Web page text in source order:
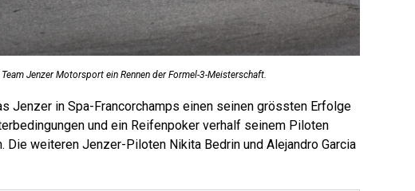
Jenzer Motorsport ein Rennen der Formel-3-Meisterschaft.
Jenzer in Spa-Francorchamps einen seinen grössten Erfolge
und ein Reifenpoker verhalf seinem Piloten
Die weiteren Jenzer-Piloten Nikita Bedrin und Alejandro Garcia